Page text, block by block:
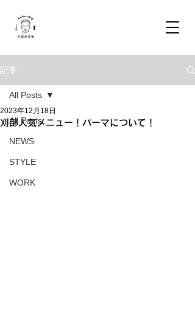
記事
All Posts
NEWS
STYLE
WORK
All Posts
刈部人気メニュー！パーマについて！
2023年12月18日